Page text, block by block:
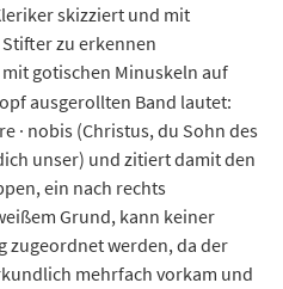
skizziert und mit
zu erkennen
gotischen Minuskeln auf
ausgerollten Band lautet:
· nobis (Christus, du Sohn des
unser) und zitiert damit den
ein nach rechts
Grund, kann keiner
zugeordnet werden, da der
mehrfach vorkam und